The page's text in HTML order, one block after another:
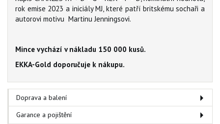
rok emise 2023 a iniciály MJ, které patří britskému sochaři a
autorovi motivu Martinu Jenningsovi.
Mince vychází v nákladu 150 000 kusů.
EKKA-Gold doporučuje k nákupu.
Doprava a balení
Garance a pojištění